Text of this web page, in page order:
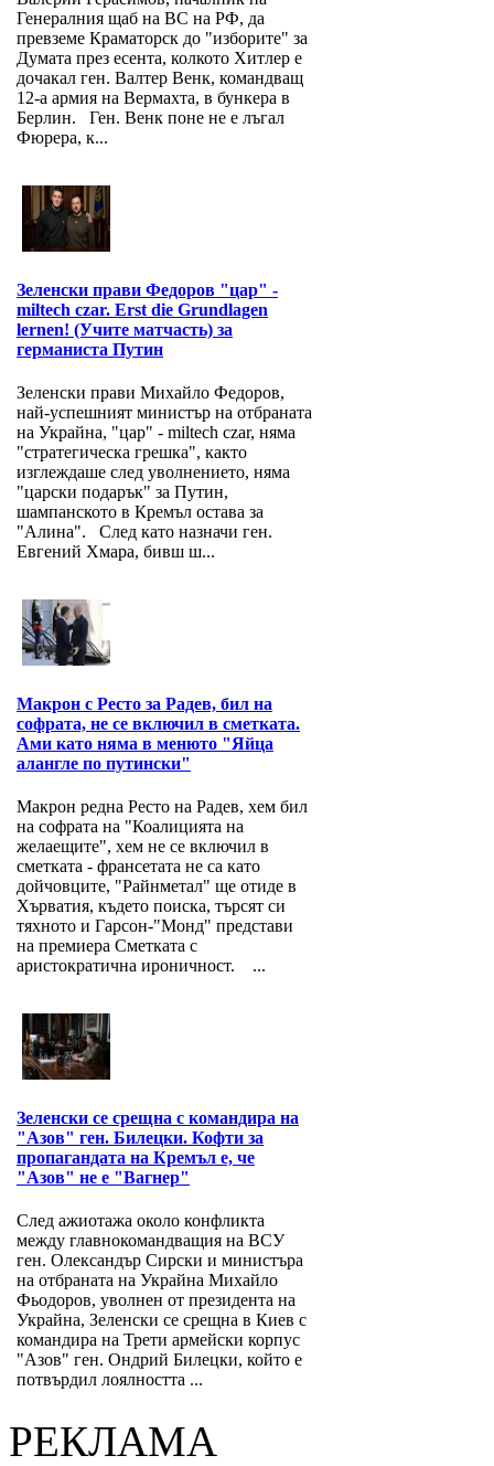
Генералния щаб на ВС на РФ, да
превземе Краматорск до "изборите" за
Думата през есента, колкото Хитлер е
дочакал ген. Валтер Венк, командващ
12-а армия на Вермахта, в бункера в
Берлин. Ген. Венк поне не е лъгал
Фюрера, к...
Зеленски прави Федоров "цар" -
miltech czar. Erst die Grundlagen
lernen! (Учите матчасть) за
германиста Путин
Зеленски прави Михайло Федоров,
най-успешният министър на отбраната
на Украйна, "цар" - miltech czar, няма
"стратегическа грешка", както
изглеждаше след уволнението, няма
"царски подарък" за Путин,
шампанското в Кремъл остава за
"Алина". След като назначи ген.
Евгений Хмара, бивш ш...
Макрон с Ресто за Радев, бил на
софрата, не се включил в сметката.
Ами като няма в менюто "Яйца
алангле по путински"
Макрон редна Ресто на Радев, хем бил
на софрата на "Коалицията на
желаещите", хем не се включил в
сметката - франсетата не са като
дойчовците, "Райнметал" ще отиде в
Хърватия, където поиска, търсят си
тяхното и Гарсон-"Монд" представи
на премиера Сметката с
аристократична ироничност. ...
Зеленски се срещна с командира на
"Азов" ген. Билецки. Кофти за
пропагандата на Кремъл е, че
"Азов" не е "Вагнер"
След ажиотажа около конфликта
между главнокомандващия на ВСУ
ген. Олександър Сирски и министъра
на отбраната на Украйна Михайло
Фьодоров, уволнен от президента на
Украйна, Зеленски се срещна в Киев с
командира на Трети армейски корпус
"Азов" ген. Ондрий Билецки, който е
потвърдил лоялността ...
РЕКЛАМА